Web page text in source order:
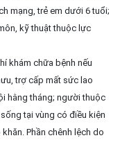
mạng, trẻ em dưới 6 tuổi;
kỹ thuật thuộc lực
khám chữa bệnh nếu
trợ cấp mất sức lao
hằng tháng; người thuộc
tại vùng có điều kiện
Phần chênh lệch do